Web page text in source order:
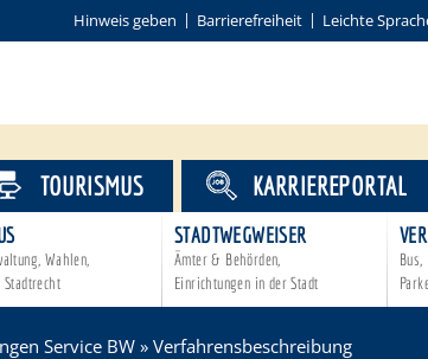
Hinweis geben Barrierefreiheit Leichte
Wahlen,
Stadtrecht
STADTWEGWEISER
Ämter & Behörden,
Einrichtungen in der Stadt
Bus,
TOURISMUS KARRIEREPORTAL
Service BW » Verfahrensbeschreibung